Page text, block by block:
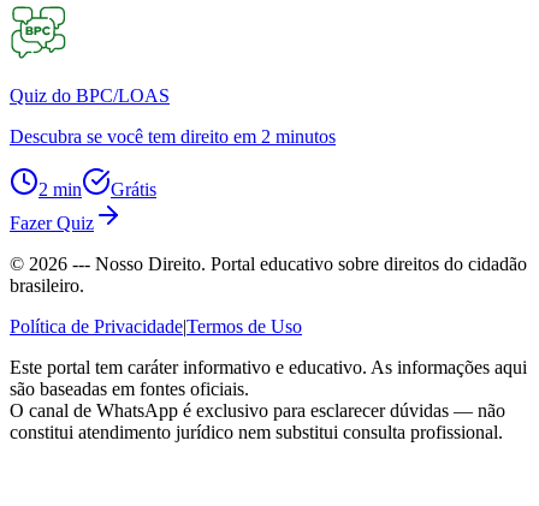
Quiz do BPC/LOAS
Descubra se você tem direito em 2 minutos
2 min
Grátis
Fazer Quiz
© 2026 --- Nosso Direito. Portal educativo sobre direitos do cidadão
brasileiro.
Política de Privacidade|Termos de Uso
Este portal tem caráter informativo e educativo. As informações aqui
são baseadas em fontes oficiais.
O canal de WhatsApp é exclusivo para esclarecer dúvidas — não
constitui atendimento jurídico nem substitui consulta profissional.